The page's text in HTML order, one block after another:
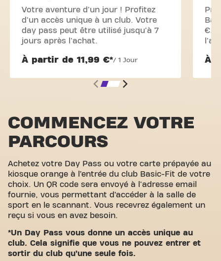
Votre aventure d'un jour ! Profitez
d'un accès unique à un club. Votre
day pass peut être utilisé jusqu'à 7
jours après l'achat.
À partir de 11,99 €*/ 1 Jour
€.
À
COMMENCEZ VOTRE
PARCOURS
Achetez votre Day Pass ou votre carte prépayée au
kiosque orange à l’entrée du club Basic-Fit de votre
choix. Un QR code sera envoyé à l'adresse email
fournie, vous permettant d’accéder à la salle de
sport en le scannant. Vous recevrez également un
reçu si vous en avez besoin.
*Un Day Pass vous donne un accès unique au
club. Cela signifie que vous ne pouvez entrer et
sortir du club qu’une seule fois.